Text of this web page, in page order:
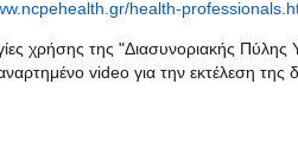
health-
χρήσης της "Διασυνοριακής Πύλης
αναρτημένο video για την εκτέλεση